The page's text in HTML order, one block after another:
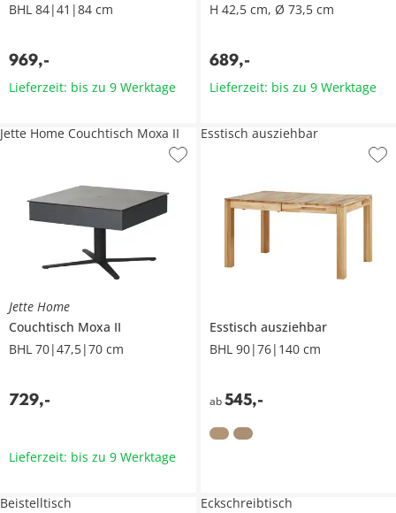
BHL 84|41|84 cm
969,-
Lieferzeit: bis zu 9 Werktage
H 42,5 cm, Ø 73,5 cm
689,-
Lieferzeit: bis zu 9 Werktage
Jette Home
Couchtisch Moxa II
BHL 70|47,5|70 cm
729,-
Jette Home Couchtisch Moxa II
Lieferzeit: bis zu 9 Werktage
Esstisch ausziehbar
BHL 90|76|140 cm
ab 545,-
Esstisch ausziehbar
Beistelltisch Eckschreibtisch